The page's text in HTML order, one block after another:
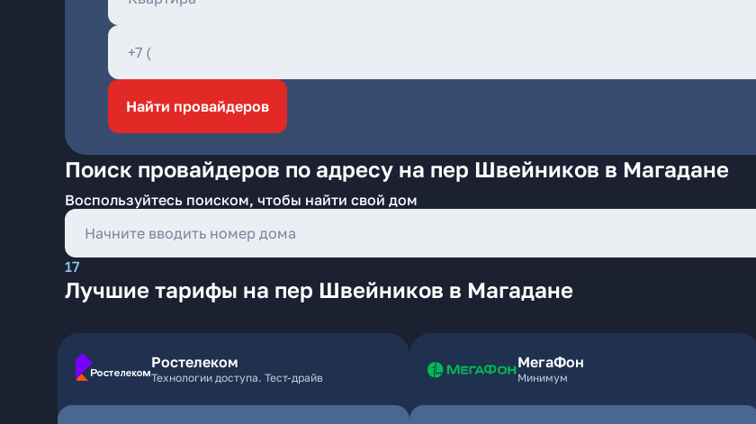
Найти провайдеров
Поиск провайдеров по адресу на пер Швейников в Магадане
Воспользуйтесь поиском, чтобы найти свой дом
17
Лучшие тарифы на пер Швейников в Магадане
Ростелеком
Технологии доступа. Тест-драйв
МегаФон
Минимум